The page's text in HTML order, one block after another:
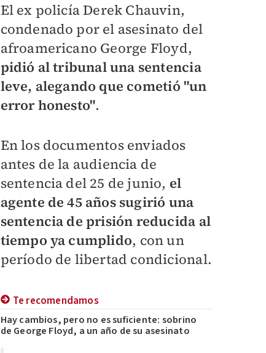
El ex policía Derek Chauvin,
condenado por el asesinato del
afroamericano George Floyd,
pidió al tribunal una sentencia
leve, alegando que cometió "un
error honesto".
En los documentos enviados
antes de la audiencia de
sentencia del 25 de junio, el
agente de 45 años sugirió una
sentencia de prisión reducida al
tiempo ya cumplido, con un
período de libertad condicional.
Te recomendamos
Hay cambios, pero no es suficiente: sobrino
de George Floyd, a un año de su asesinato